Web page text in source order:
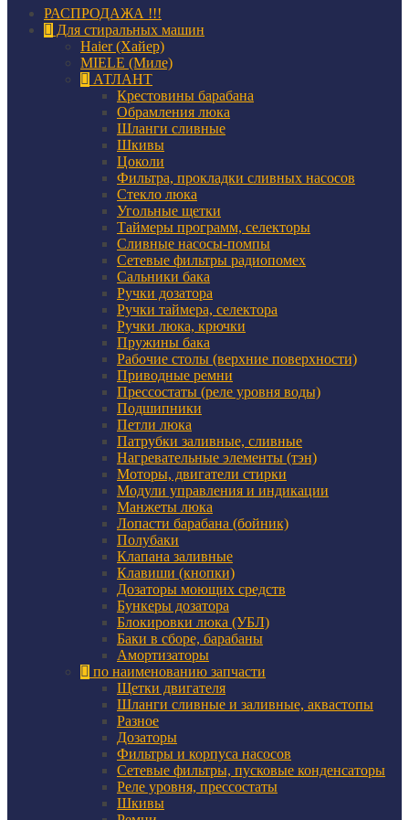
РАСПРОДАЖА !!!
Для стиральных машин
Haier (Хайер)
MIELE (Миле)
АТЛАНТ
Крестовины барабана
Обрамления люка
Шланги сливные
Шкивы
Цоколи
Фильтра, прокладки сливных насосов
Стекло люка
Угольные щетки
Таймеры программ, селекторы
Сливные насосы-помпы
Сетевые фильтры радиопомех
Сальники бака
Ручки дозатора
Ручки таймера, селектора
Ручки люка, крючки
Пружины бака
Рабочие столы (верхние поверхности)
Приводные ремни
Прессостаты (реле уровня воды)
Подшипники
Петли люка
Патрубки заливные, сливные
Нагревательные элементы (тэн)
Моторы, двигатели стирки
Модули управления и индикации
Манжеты люка
Лопасти барабана (бойник)
Полубаки
Клапана заливные
Клавиши (кнопки)
Дозаторы моющих средств
Бункеры дозатора
Блокировки люка (УБЛ)
Баки в сборе, барабаны
Амортизаторы
по наименованию запчасти
Щетки двигателя
Шланги сливные и заливные, аквастопы
Разное
Дозаторы
Фильтры и корпуса насосов
Сетевые фильтры, пусковые конденсаторы
Реле уровня, прессостаты
Шкивы